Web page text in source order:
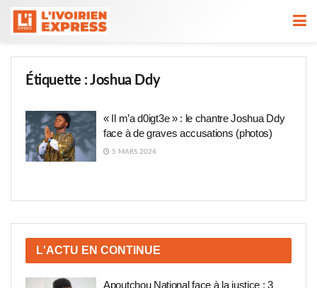
Étiquette :Joshua Ddy
« Il m’a d0igt3e » : le chantre Joshua Ddy
face à de graves accusations (photos)
5 MARS 2024
L'ACTU EN CONTINUE
Apoutchou National face à la justice : 3